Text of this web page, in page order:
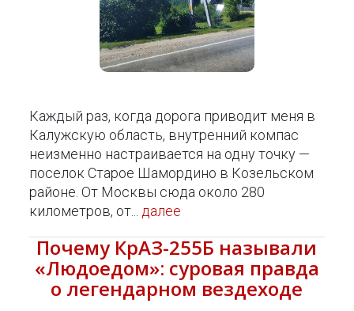
Каждый раз, когда дорога приводит меня в
Калужскую область, внутренний компас
неизменно настраивается на одну точку —
поселок Старое Шамордино в Козельском
районе. От Москвы сюда около 280
километров, от... далее
Почему КрАЗ-255Б называли
«Людоедом»: суровая правда
о легендарном вездеходе